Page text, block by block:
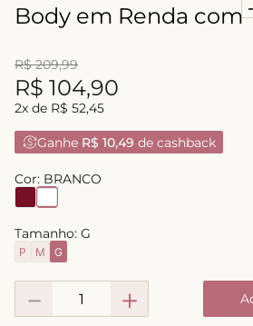
Body em Renda com
R$ 209,99
R$ 104,90
2x de R$ 52,45
Ganhe R$ 10,49 de cashback
Cor: BRANCO
Tamanho: G
P M G
＋
－
camisola
calcinha renda
anatomic
calcinha alta
triangulo
biquini
calcinha